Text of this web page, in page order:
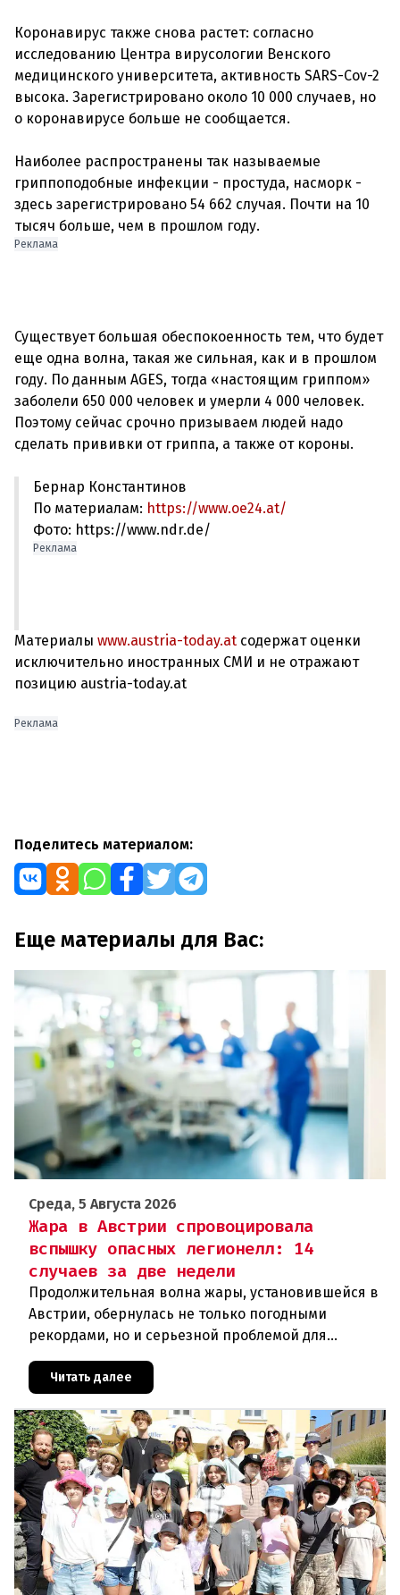
Коронавирус также снова растет: согласно
исследованию Центра вирусологии Венского
медицинского университета, активность SARS-Cov-2
высока. Зарегистрировано около 10 000 случаев, но
о коронавирусе больше не сообщается.
Наиболее распространены так называемые
гриппоподобные инфекции - простуда, насморк -
здесь зарегистрировано 54 662 случая. Почти на 10
Реклама
Существует большая обеспокоенность тем, что будет
еще одна волна, такая же сильная, как и в прошлом
году. По данным AGES, тогда «настоящим гриппом»
заболели 650 000 человек и умерли 4 000 человек.
Поэтому сейчас срочно призываем людей надо
Бернар Константинов
По материалам: https://www.oe24.at/
Фото: https://www.ndr.de/
Реклама
Материалы www.austria-today.at содержат оценки
исключительно иностранных СМИ и не отражают
позицию austria-today.at
Реклама
Поделитесь материалом:
Еще материалы для Вас:
Среда, 5 Августа 2026
Жара в Австрии спровоцировала
вспышку опасных легионелл: 14
случаев за две недели
Продолжительная волна жары, установившейся в
Австрии, обернулась не только погодными
рекордами, но и серьезной проблемой для
рост случаев заражения легионел
Читать далее